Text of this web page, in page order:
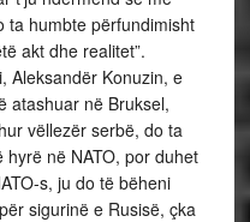
ta humbte përfundimisht
akt dhe realitet”.
Aleksandër Konuzin, e
atashuar në Bruksel,
vëllezër serbë, do ta
në NATO, por duhet
s, ju do të bëheni
sigurinë e Rusisë, çka